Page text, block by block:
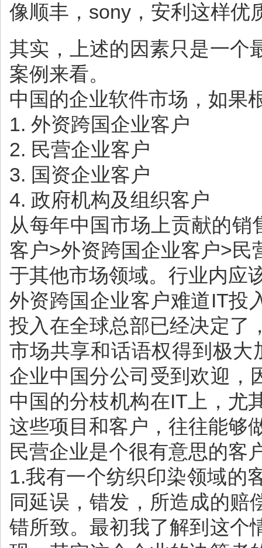
像顺丰，sony，安利这样优
其实，上述的因素只是一个
案例来看。
中国的企业软件市场，如果
1. 外资跨国企业客户
2. 民营企业客户
3. 国资企业客户
4. 政府机构及组织客户
从每年中国市场上贡献的
客户>外资跨国企业客户>
于其他市场领域。行业内应
外资跨国企业客户难道IT投
投入在全球总部已经决定了
市场共享和话语权得到极
企业中国分公司受到欢迎，
中国的分枝机构在IT上，尤
这些项目和客户，往往能够
民营企业是个很有意思的客
1.我有一个纺织印染领域的
同延误，错发，所造成的赔
错所致。最初我了解到这个